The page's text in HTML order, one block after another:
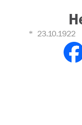
23.10.1922